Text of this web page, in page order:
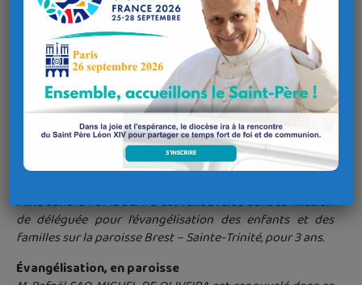
Évangélisation des jeunes et des familles, en
paroisse
Mme Tiphaine MOBUCHON-LAMBERT, déléguée pour
l’évangélisation des jeunes et des familles, sur la paroisse
Notre-Dame de Tout-Remède en Pays de Landerneau, pour
19 mois (à compter du 1er février 2026).
Mme Sandrine SIRURGET est renouvelée dans sa mission
de déléguée pour l’évangélisation des enfants et des
familles sur la paroisse Sainte-Anne – Châteaulin, pour 3
Mme Sandra TOMBOLATO est renouvelée dans sa mission
de déléguée pour l’évangélisation des enfants et des
familles sur la paroisse Brest – Sainte-Trinité, pour 3 ans.
Évangélisation, en paroisse